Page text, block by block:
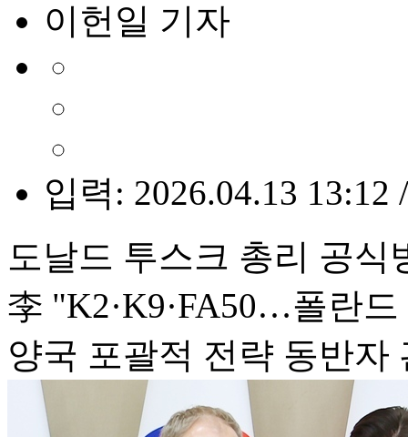
이헌일 기자
입력: 2026.04.13 13:12
도날드 투스크 총리 공식
李 "K2·K9·FA50…폴란
양국 포괄적 전략 동반자